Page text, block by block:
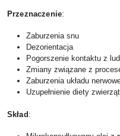
Przeznaczenie:
Zaburzenia snu
Dezorientacja
Pogorszenie kontaktu z
Zmiany związane z
Zaburzenia układu
Uzupełnienie diety
Skład: